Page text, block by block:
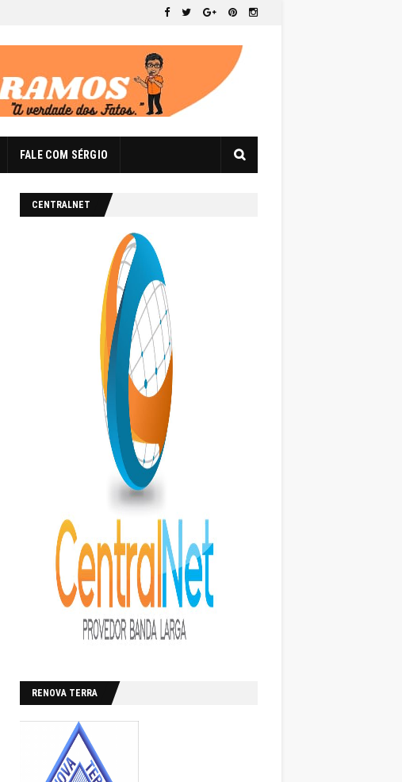
FALE COM SÉRGIO
CENTRALNET
RENOVA TERRA